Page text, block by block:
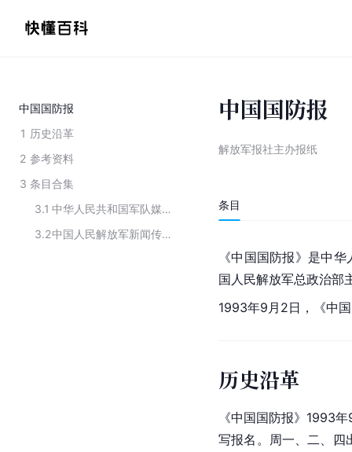
中国国防报
1 历史沿革
2 参考资料
3 条目合集
3.1
中华人民共和国军队媒体
3.2
中国人民解放军新闻传播中心旗下媒体
中国国防报
解放军报社主办报纸
条目
《中国国防报》是中华
国人民解放军总政治部
1993年9月2日，《中
历史沿革
《中国国防报》1993
写报名。周一、二、四